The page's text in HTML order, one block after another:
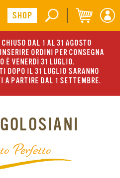
DAL 1 AL 31 AGOSTO
ORDINI PER CONSEGNA
È VENERDÌ 31 LUGLIO.
DOPO IL 31 LUGLIO SARANNO
A PARTIRE DAL 1 SETTEMBRE.
Perfetto